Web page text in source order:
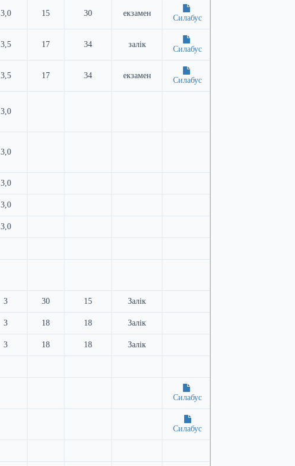
3,0 15 30 екзамен
Силабус
3,5 17 34 залік
Силабус
3,5 17 34 екзамен
Силабус
3,0
3,0
3,0
3,0
3,0
3 30 15 Залік
3 18 18 Залік
3 18 18 Залік
Силабус
Силабус